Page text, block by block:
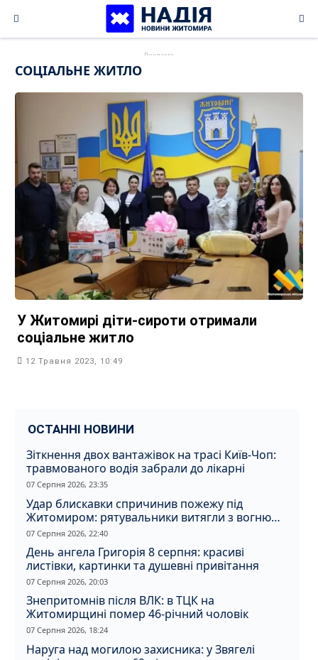
content
СОЦІАЛЬНЕ ЖИТЛО
У Житомирі діти-сироти отримали
соціальне житло
12 Травня 2023, 10:49
ОСТАННІ НОВИНИ
Зіткнення двох вантажівок на трасі Київ-Чоп:
травмованого водія забрали до лікарні
07 Серпня 2026, 23:35
Удар блискавки спричинив пожежу під
Житомиром: рятувальники витягли з вогню
кота
07 Серпня 2026, 22:40
День ангела Григорія 8 серпня: красиві
листівки, картинки та душевні привітання
07 Серпня 2026, 20:03
Знепритомнів після ВЛК: в ТЦК на
Житомирщині помер 46-річний чоловік
07 Серпня 2026, 18:24
Наруга над могилою захисника: у Звягелі